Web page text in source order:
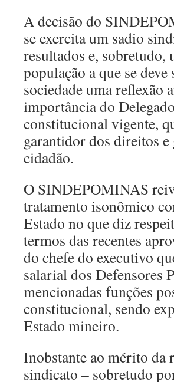
A decisão do
se exercita um sadio
resultados e,
população a que se
sociedade uma reflexão
importância do
constitucional vigente,
garantidor dos direitos
cidadão.
O SINDEPOMINAS
tratamento isonômico
Estado no que diz
termos das recentes
do chefe do executivo
salarial dos Defensores
mencionadas funções
constitucional, sendo
Estado mineiro.
Inobstante ao mérito da
sindicato – sobretudo